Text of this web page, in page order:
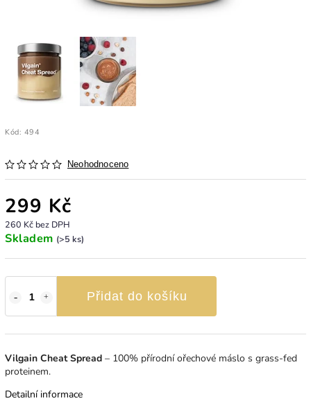
Kód: 494
Neohodnoceno
299 Kč
260 Kč bez DPH
Skladem (>5 ks)
Přidat do košíku
Vilgain Cheat Spread ⁠–⁠ 100% přírodní ořechové máslo s grass‑fed
proteinem.
Detailní informace